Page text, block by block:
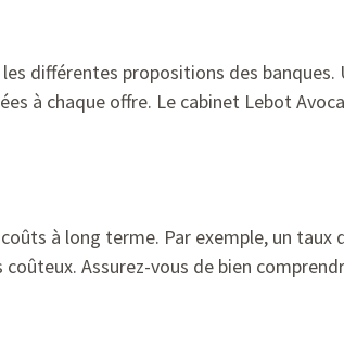
différentes propositions des banques.
à chaque offre. Le cabinet Lebot
à long terme. Par exemple, un taux
Assurez-vous de bien